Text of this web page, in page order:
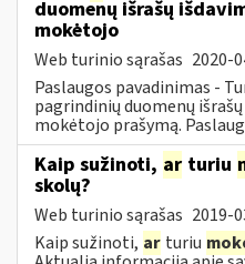
duomenų išrašų
mokėtojo
Web turinio sąrašas 2020-
Paslaugos pavadinimas -
pagrindinių duomenų
mokėtojo prašymą.
Kaip sužinoti, ar turiu
skolų?
Web turinio sąrašas 2019-
Kaip sužinoti, ar turiu